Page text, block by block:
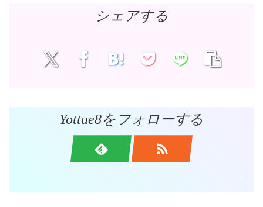
シェアする
Yottue8をフォローする